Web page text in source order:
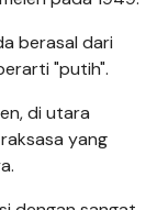
berasal dari
"putih".
di utara
yang